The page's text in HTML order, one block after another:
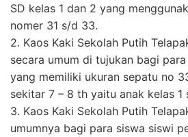
SD kelas 1 dan 2 yang
nomer 31 s/d 33.
2. Kaos Kaki Sekolah Putih
secara umum di tujukan bagi
yang memiliki ukuran sepatu no
sekitar 7 – 8 th yaitu anak kelas 1
3. Kaos Kaki Sekolah Putih
umumnya bagi para siswa siswi